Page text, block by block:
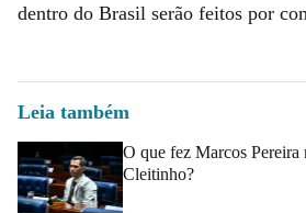
dentro do Brasil serão feitos por
Leia também
O que fez Marcos Pereira
Cleitinho?